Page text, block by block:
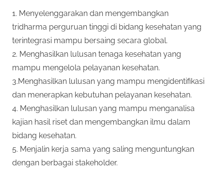
1. Menyelenggarakan dan mengembangkan
tridharma perguruan tinggi di bidang kesehatan yang
terintegrasi mampu bersaing secara global.
2. Menghasilkan lulusan tenaga kesehatan yang
mampu mengelola pelayanan kesehatan.
3.Menghasilkan lulusan yang mampu mengidentifikasi
dan menerapkan kebutuhan pelayanan kesehatan.
4. Menghasilkan lulusan yang mampu menganalisa
kajian hasil riset dan mengembangkan ilmu dalam
bidang kesehatan.
5. Menjalin kerja sama yang saling menguntungkan
dengan berbagai stakeholder.